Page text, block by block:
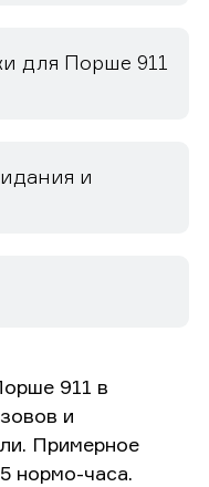
для Порше 911
и
911 в
и
Примерное
нормо-часа.